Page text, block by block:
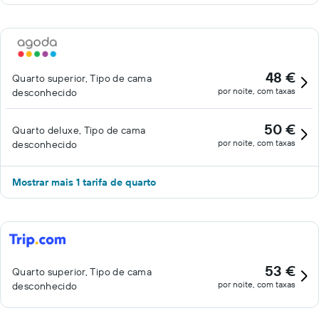
Quarto superior, Tipo de cama
desconhecido
48 €
por noite, com taxas
Quarto deluxe, Tipo de cama
desconhecido
50 €
por noite, com taxas
Mostrar mais 1 tarifa de quarto
Quarto superior, Tipo de cama
desconhecido
53 €
por noite, com taxas